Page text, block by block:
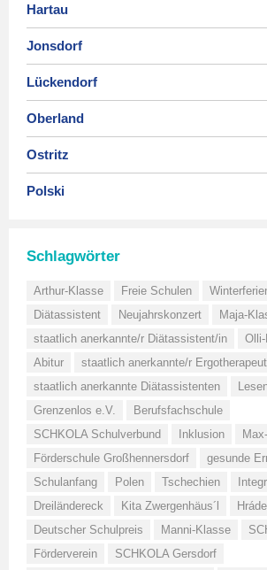
Hartau
Jonsdorf
Lückendorf
Oberland
Ostritz
Polski
Schlagwörter
Arthur-Klasse Freie Schulen
Diätassistent
Neujahrskonzert
Maja-
staatlich anerkannte/r Diätassistent/in
Abitur
staatlich anerkannte/r
staatlich anerkannte Diätassistenten
Grenzenlos e.V.
Berufsfachschule
SCHKOLA Schulverbund
Inklusion
Förderschule Großhennersdorf
gesunde
Schulanfang
Polen Tschechien
Dreiländereck
Kita Zwergenhäus´l
Deutscher Schulpreis
Manni-Klasse
Förderverein
SCHKOLA Gersdorf